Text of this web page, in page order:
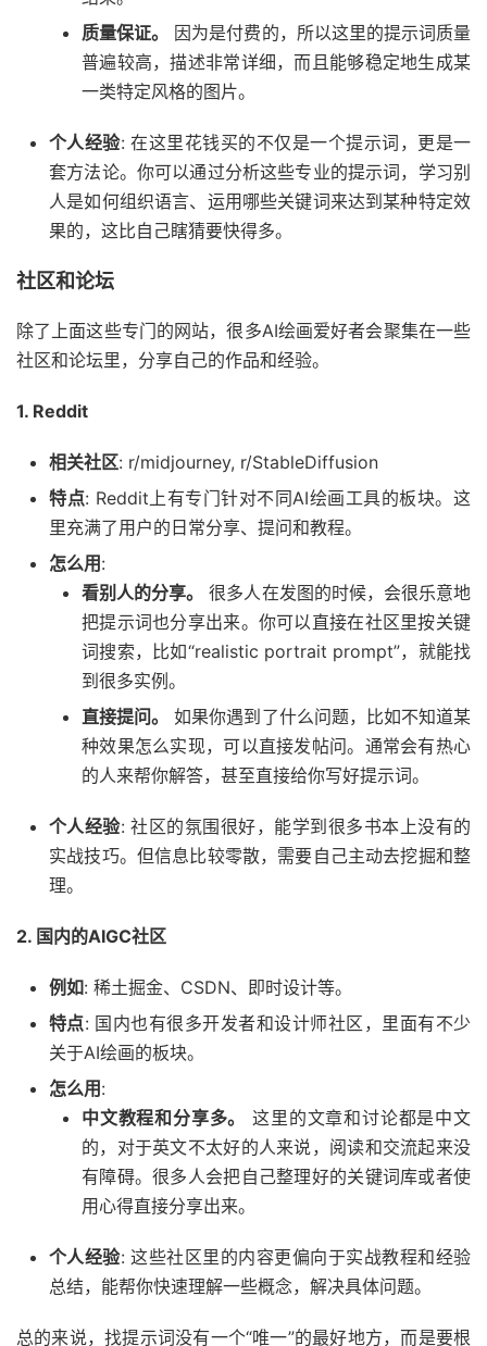
质量保证。
因为是付费的，所以这里的提示词质量
普遍较高，描述非常详细，而且能够稳定地生成某
一类特定风格的图片。
个人经验: 在这里花钱买的不仅是一个提示词，更是一
套方法论。你可以通过分析这些专业的提示词，学习别
人是如何组织语言、运用哪些关键词来达到某种特定效
果的，这比自己瞎猜要快得多。
社区和论坛
除了上面这些专门的网站，很多AI绘画爱好者会聚集在一些
社区和论坛里，分享自己的作品和经验。
1. Reddit
相关社区: r/midjourney, r/StableDiffusion
特点: Reddit上有专门针对不同AI绘画工具的板块。这
里充满了用户的日常分享、提问和教程。
怎么用 :
看别人的分享。
很多人在发图的时候，会很乐意地
把提示词也分享出来。你可以直接在社区里按关键
词搜索，比如“realistic portrait prompt”，就能找
到很多实例。
直接提问。
如果你遇到了什么问题，比如不知道某
种效果怎么实现，可以直接发帖问。通常会有热心
的人来帮你解答，甚至直接给你写好提示词。
个人经验: 社区的氛围很好，能学到很多书本上没有的
实战技巧。但信息比较零散，需要自己主动去挖掘和整
理。
2. 国内的AIGC社区
例如: 稀土掘金、CSDN、即时设计等。
特点: 国内也有很多开发者和设计师社区，里面有不少
关于AI绘画的板块。
怎么用 :
中文教程和分享多。
这里的文章和讨论都是中文
的，对于英文不太好的人来说，阅读和交流起来没
有障碍。很多人会把自己整理好的关键词库或者使
用心得直接分享出来。
个人经验: 这些社区里的内容更偏向于实战教程和经验
总结，能帮你快速理解一些概念，解决具体问题。
总的来说，找提示词没有一个“唯一”的最好地方，而是要根